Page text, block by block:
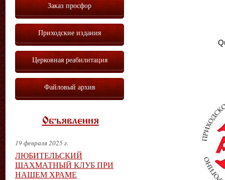
Заказ просфор
Приходские издания
Церковная реабилитация
Файловый архив
Объявления
19 февраля 2025 г.
ЛЮБИТЕЛЬСКИЙ
ШАХМАТНЫЙ КЛУБ ПРИ
НАШЕМ ХРАМЕ